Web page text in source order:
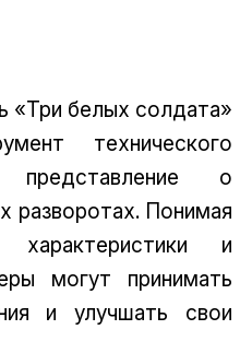
«Три белых солдата»
технического
о
разворотах. Понимая
и
могут принимать
и улучшать свои